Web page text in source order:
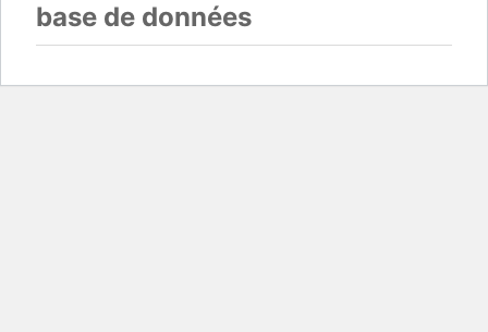
base de données